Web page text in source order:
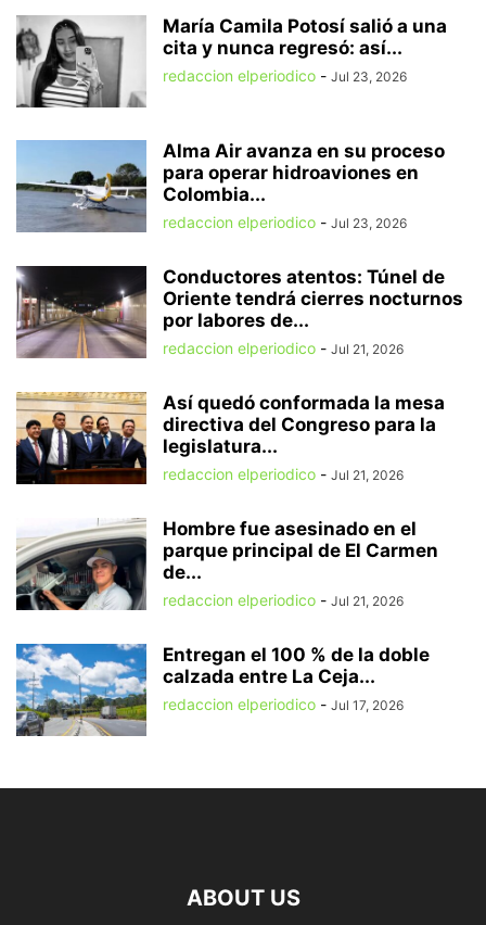
María Camila Potosí salió a una
cita y nunca regresó: así...
redaccion elperiodico - Jul 23, 2026
Alma Air avanza en su proceso
para operar hidroaviones en
Colombia...
redaccion elperiodico - Jul 23, 2026
Conductores atentos: Túnel de
Oriente tendrá cierres nocturnos
por labores de...
redaccion elperiodico - Jul 21, 2026
Así quedó conformada la mesa
directiva del Congreso para la
legislatura...
redaccion elperiodico - Jul 21, 2026
Hombre fue asesinado en el
parque principal de El Carmen
de...
redaccion elperiodico - Jul 21, 2026
Entregan el 100 % de la doble
calzada entre La Ceja...
redaccion elperiodico - Jul 17, 2026
ABOUT US